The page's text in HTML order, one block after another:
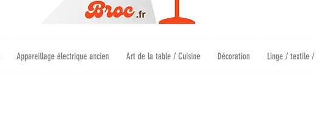
Appareillage électrique ancien Art de la table / Cuisine Décoration Linge / textile /